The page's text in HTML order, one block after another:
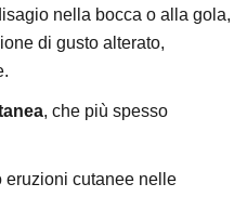
nella bocca o alla gola,
di gusto alterato,
, che più spesso
eruzioni cutanee nelle